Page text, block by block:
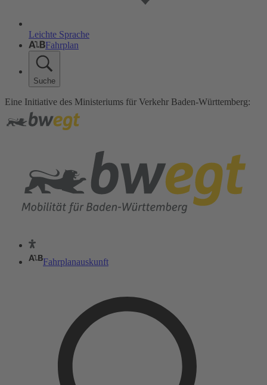
Leichte Sprache
Fahrplan
Suche
Eine Initiative des Ministeriums für Verkehr Baden-Württemberg:
Fahrplanauskunft